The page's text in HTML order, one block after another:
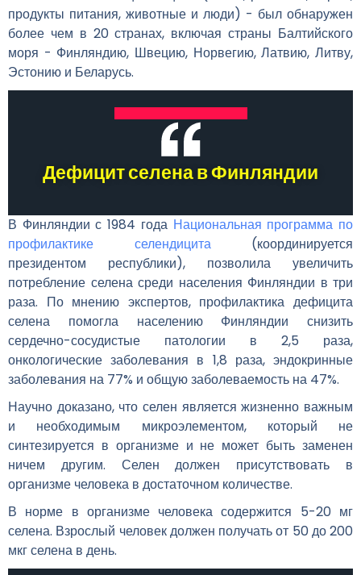
продукты питания, животные и люди) - был обнаружен
более чем в 20 странах, включая страны Балтийского
моря - Финляндию, Швецию, Норвегию, Латвию, Литву,
Эстонию и Беларусь.
Дефицит селена в Финляндии
В Финляндии с 1984 года Национальная программа по
профилактике селендицита(координируется
президентом республики), позволила увеличить
потребление селена среди населения Финляндии в три
раза. По мнению экспертов, профилактика дефицита
селена помогла населению Финляндии снизить
сердечно-сосудистые патологии в 2,5 раза,
онкологические заболевания в 1,8 раза, эндокринные
заболевания на 77% и общую заболеваемость на 47%.
Научно доказано, что селен является жизненно важным
и необходимым микроэлементом, который не
синтезируется в организме и не может быть заменен
ничем другим. Селен должен присутствовать в
организме человека в достаточном количестве.
В норме в организме человека содержится 5-20 мг
селена. Взрослый человек должен получать от 50 до 200
мкг селена в день.